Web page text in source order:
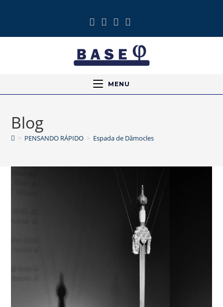
MENU
Blog
> PENSANDO RÁPIDO > Espada de Dâmocles